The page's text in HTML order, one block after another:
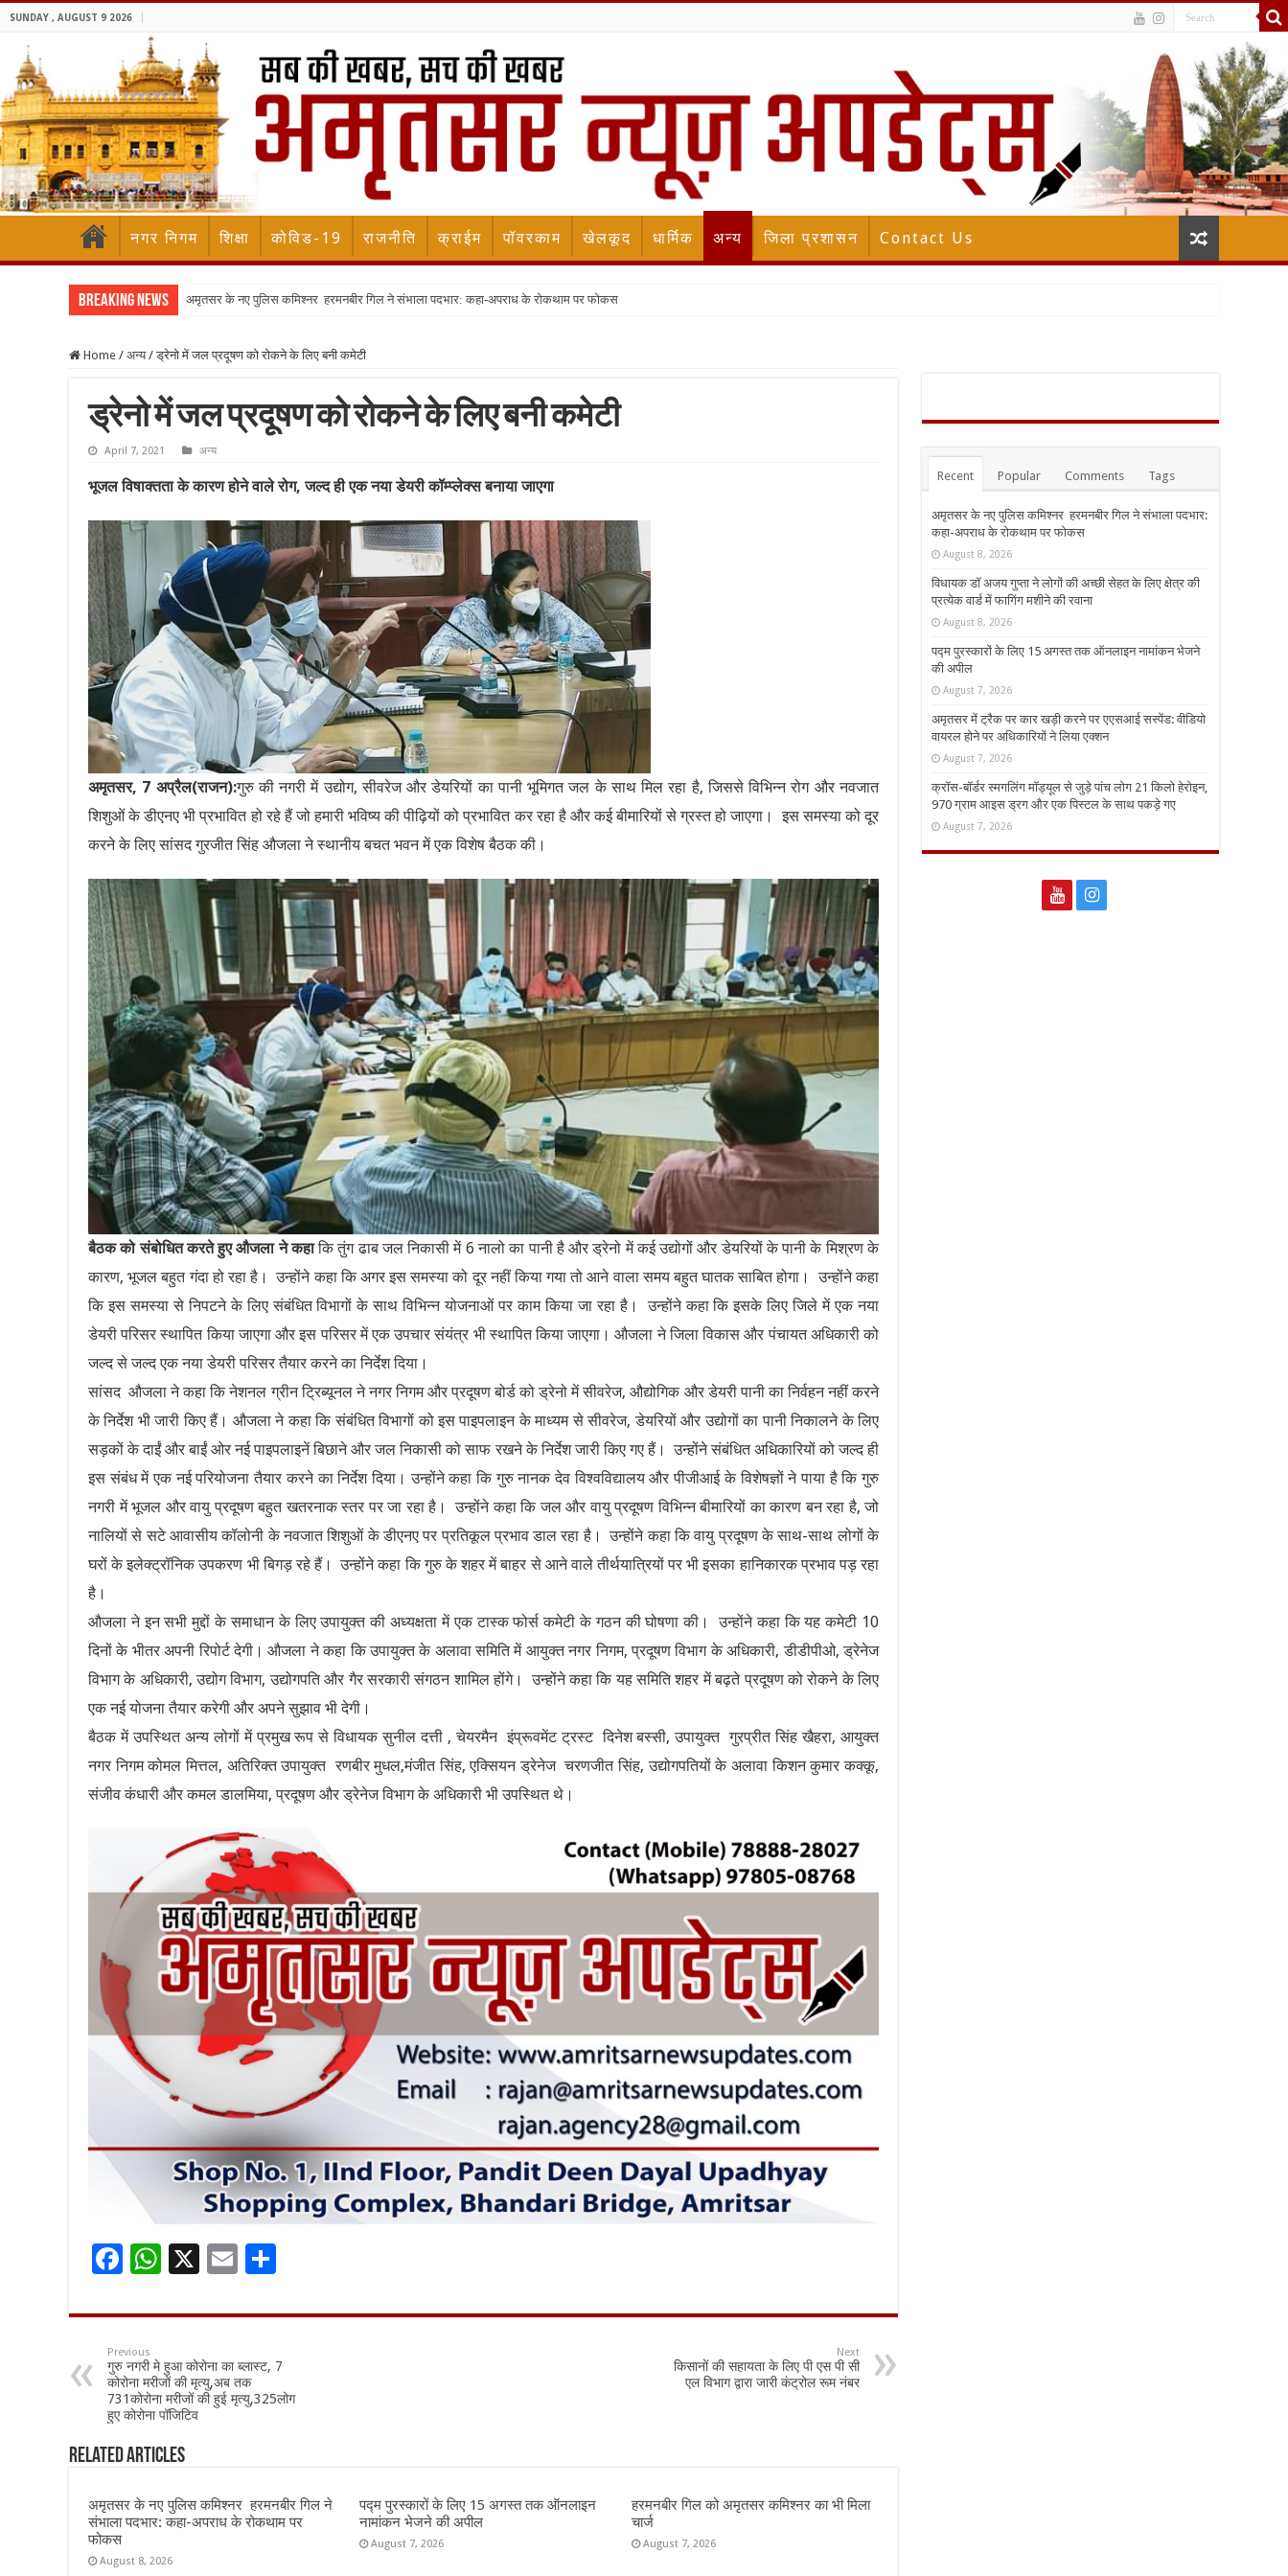
SUNDAY , AUGUST 9 2026
नगर निगम शिक्षा कोविड-19 राजनीति क्राईम पॉवरकाम खेलकूद धार्मिक अन्य जिला प्रशासन Contact Us
Breaking News अमृतसर के नए पुलिस कमिश्नर हरमनबीर गिल ने संभाला पदभार: कहा-अपराध के रोकथाम पर फोकस
Home / अन्य / ड्रेनो में जल प्रदूषण को रोकने के लिए बनी कमेटी
ड्रेनो में जल प्रदूषण को रोकने के लिए बनी कमेटी
April 7, 2021 अन्य
भूजल विषाक्तता के कारण होने वाले रोग,जल्द ही एक नया डेयरी कॉम्प्लेक्स बनाया जाएगा
अमृतसर, 7 अप्रैल(राजन):गुरु की नगरी में उद्योग, सीवरेज और डेयरियों का पानी भूमिगत जल के साथ मिल रहा है, जिससे विभिन्न रोग और नवजात
शिशुओं के डीएनए भी प्रभावित हो रहे हैं जो हमारी भविष्य की पीढ़ियों को प्रभावित कर रहा है और कई बीमारियों से ग्रस्त हो जाएगा। इस समस्या को दूर
करने के लिए सांसद गुरजीत सिंह औजला ने स्थानीय बचत भवन में एक विशेष बैठक की।
बैठक को संबोधित करते हुए औजला ने कहाकि तुंग ढाब जल निकासी में 6 नालो का पानी है और ड्रेनो में कई उद्योगों और डेयरियों के पानी के मिश्रण के
कारण, भूजल बहुत गंदा हो रहा है। उन्होंने कहा कि अगर इस समस्या को दूर नहीं किया गया तो आने वाला समय बहुत घातक साबित होगा। उन्होंने कहा
कि इस समस्या से निपटने के लिए संबंधित विभागों के साथ विभिन्न योजनाओं पर काम किया जा रहा है। उन्होंने कहा कि इसके लिए जिले में एक नया
डेयरी परिसर स्थापित किया जाएगा और इस परिसर में एक उपचार संयंत्र भी स्थापित किया जाएगा। औजला ने जिला विकास और पंचायत अधिकारी को
जल्द से जल्द एक नया डेयरी परिसर तैयार करने का निर्देश दिया।
सांसद औजला ने कहा कि नेशनल ग्रीन ट्रिब्यूनल ने नगर निगम और प्रदूषण बोर्ड को ड्रेनो में सीवरेज, औद्योगिक और डेयरी पानी का निर्वहन नहीं करने
के निर्देश भी जारी किए हैं। औजला ने कहा कि संबंधित विभागों को इस पाइपलाइन के माध्यम से सीवरेज, डेयरियों और उद्योगों का पानी निकालने के लिए
सड़कों के दाईं और बाईं ओर नई पाइपलाइनें बिछाने और जल निकासी को साफ रखने के निर्देश जारी किए गए हैं। उन्होंने संबंधित अधिकारियों को जल्द ही
इस संबंध में एक नई परियोजना तैयार करने का निर्देश दिया। उन्होंने कहा कि गुरु नानक देव विश्वविद्यालय और पीजीआई के विशेषज्ञों ने पाया है कि गुरु
नगरी में भूजल और वायु प्रदूषण बहुत खतरनाक स्तर पर जा रहा है। उन्होंने कहा कि जल और वायु प्रदूषण विभिन्न बीमारियों का कारण बन रहा है, जो
नालियों से सटे आवासीय कॉलोनी के नवजात शिशुओं के डीएनए पर प्रतिकूल प्रभाव डाल रहा है। उन्होंने कहा कि वायु प्रदूषण के साथ-साथ लोगों के
घरों के इलेक्ट्रॉनिक उपकरण भी बिगड़ रहे हैं। उन्होंने कहा कि गुरु के शहर में बाहर से आने वाले तीर्थयात्रियों पर भी इसका हानिकारक प्रभाव पड़ रहा
है।
औजला ने इन सभी मुद्दों के समाधान के लिए उपायुक्त की अध्यक्षता में एक टास्क फोर्स कमेटी के गठन की घोषणा की। उन्होंने कहा कि यह कमेटी 10
दिनों के भीतर अपनी रिपोर्ट देगी। औजला ने कहा कि उपायुक्त के अलावा समिति में आयुक्त नगर निगम, प्रदूषण विभाग के अधिकारी, डीडीपीओ, ड्रेनेज
विभाग के अधिकारी, उद्योग विभाग, उद्योगपति और गैर सरकारी संगठन शामिल होंगे। उन्होंने कहा कि यह समिति शहर में बढ़ते प्रदूषण को रोकने के लिए
एक नई योजना तैयार करेगी और अपने सुझाव भी देगी।
बैठक में उपस्थित अन्य लोगों में प्रमुख रूप से विधायक सुनील दत्ती , चेयरमैन इंप्रूवमेंट ट्रस्ट दिनेश बस्सी, उपायुक्त गुरप्रीत सिंह खैहरा, आयुक्त
नगर निगम कोमल मित्तल, अतिरिक्त उपायुक्त रणबीर मुधल,मंजीत सिंह, एक्सियन ड्रेनेज चरणजीत सिंह, उद्योगपतियों के अलावा किशन कुमार कक्कू,
संजीव कंधारी और कमल डालमिया, प्रदूषण और ड्रेनेज विभाग के अधिकारी भी उपस्थित थे।
F
e
b
o
o
k
W
at
p
p
X
E
ai ar
Previous
गुरु नगरी मे हुआ कोरोना का ब्लास्ट, 7
कोरोना मरीजों की मृत्यु,अब तक
731कोरोना मरीजों की हुई मृत्यु,325लोग
हुए कोरोना पॉजिटिव
Next
किसानों की सहायता के लिए पी एस पी सी
एल विभाग द्वारा जारी कंट्रोल रूम नंबर
Related Articles
अमृतसर के नए पुलिस कमिश्नर हरमनबीर गिल ने
संभाला पदभार: कहा-अपराध के रोकथाम पर
फोकस
August 8, 2026
पद्म पुरस्कारों के लिए 15 अगस्त तक ऑनलाइन
नामांकन भेजने की अपील
August 7, 2026
हरमनबीर गिल को अमृतसर कमिश्नर का भी मिला
चार्ज
August 7, 2026
Recent Popular Comments Tags
अमृतसर के नए पुलिस कमिश्नर हरमनबीर गिल ने संभाला पदभार:
कहा-अपराध के रोकथाम पर फोकस
August 8, 2026
विधायक डॉ अजय गुप्ता ने लोगों की अच्छी सेहत के लिए क्षेत्र की
प्रत्येक वार्ड में फागिंग मशीने की रवाना
August 8, 2026
पद्म पुरस्कारों के लिए 15 अगस्त तक ऑनलाइन नामांकन भेजने
की अपील
August 7, 2026
अमृतसर में ट्रैक पर कार खड़ी करने पर एएसआई सस्पेंड: वीडियो
वायरल होने पर अधिकारियों ने लिया एक्शन
August 7, 2026
क्रॉस-बॉर्डर स्मगलिंग मॉड्यूल से जुड़े पांच लोग 21 किलो हेरोइन,
970 ग्राम आइस ड्रग और एक पिस्टल के साथ पकड़े गए
August 7, 2026